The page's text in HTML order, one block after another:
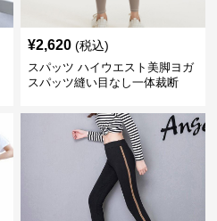
¥2,620 (税込)
スパッツ ハイウエスト美脚ヨガ
スパッツ縫い目なし一体裁断